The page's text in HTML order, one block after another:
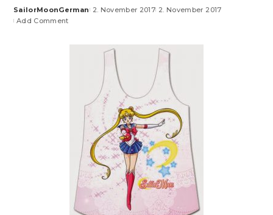
Posted
by
SailorMoonGerman 2. November 2017 2. November 2017
Add Comment